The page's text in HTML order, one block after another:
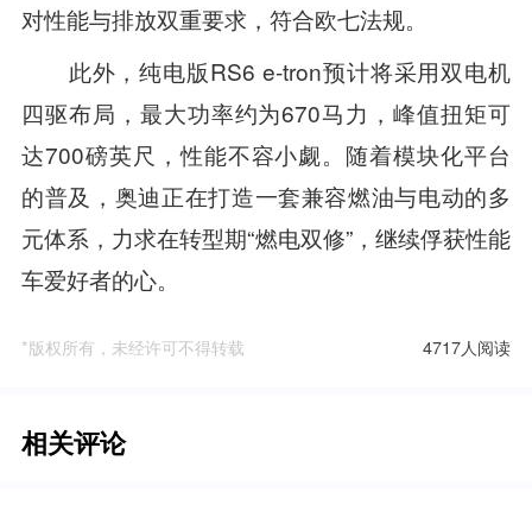
对性能与排放双重要求，符合欧七法规。
此外，纯电版RS6 e-tron预计将采用双电机
四驱布局，最大功率约为670马力，峰值扭矩可
达700磅英尺，性能不容小觑。随着模块化平台
的普及，奥迪正在打造一套兼容燃油与电动的多
元体系，力求在转型期“燃电双修”，继续俘获性能
车爱好者的心。
*版权所有，未经许可不得转载 4717人阅读
相关评论